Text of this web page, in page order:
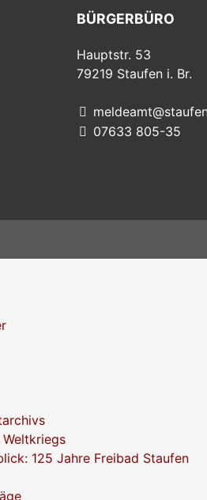
BÜRGERBÜRO
Hauptstr. 53
79219 Staufen i. Br.
07633 805-35
125 Jahre Freibad Staufen